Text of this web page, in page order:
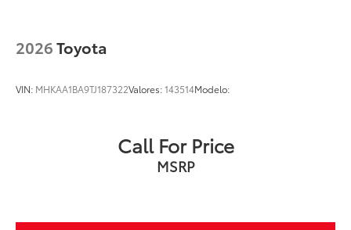
2026Toyota
VIN: MHKAA1BA9TJ187322Valores:143514Modelo:
Call For Price
MSRP